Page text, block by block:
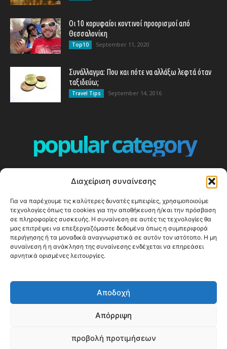
Διαχείριση συναίνεσης
Για να παρέχουμε τις καλύτερες δυνατές εμπειρίες, χρησιμοποιούμε
τεχνολογίες όπως τα cookies για την αποθήκευση ή/και την πρόσβαση
σε πληροφορίες συσκευής. Η συναίνεση σε αυτές τις τεχνολογίες θα
μας επιτρέψει να επεξεργαζόμαστε δεδομένα όπως η συμπεριφορά
περιήγησης ή τα μοναδικά αναγνωριστικά σε αυτόν τον ιστότοπο. Η μη
συναίνεση ή η ανάκληση της συναίνεσης ενδέχεται να επηρεάσει
αρνητικά ορισμένες λειτουργίες.
Αποδοχή
Απόρριψη
προβολή προτιμήσεων
Οι 10 κορυφαίοι κοντινοί προορισμοί από
Θεσσαλονίκη
Top10 September 11, 2020
Συνάλλαγμα: Που και πότε να αλλάξω λεφτά όταν
ταξιδεύω;
Travel Tips September 14, 2016
popular category
360
ΕΥΡΩΠΗ
332
ΚΟΣΜΟΣ - WORLD
328
Top10
303
Cool spots
ΝΗΣΙΑ
245
© Happy Traveller 2014-2025